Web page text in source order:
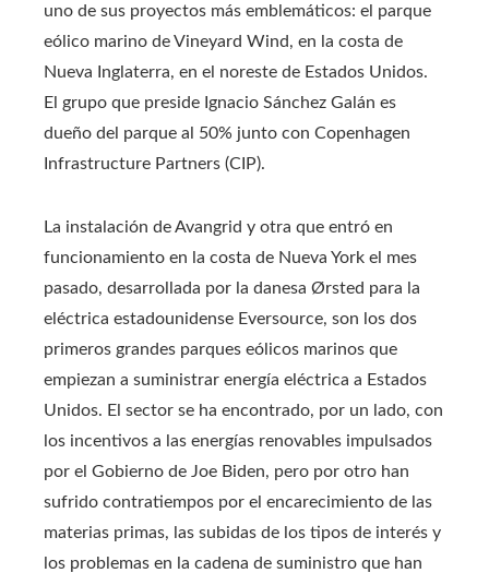
uno de sus proyectos más emblemáticos: el parque
eólico marino de Vineyard Wind, en la costa de
Nueva Inglaterra, en el noreste de Estados Unidos.
El grupo que preside Ignacio Sánchez Galán es
dueño del parque al 50% junto con Copenhagen
Infrastructure Partners (CIP).
La instalación de Avangrid y otra que entró en
funcionamiento en la costa de Nueva York el mes
pasado, desarrollada por la danesa Ørsted para la
eléctrica estadounidense Eversource, son los dos
primeros grandes parques eólicos marinos que
empiezan a suministrar energía eléctrica a Estados
Unidos. El sector se ha encontrado, por un lado, con
los incentivos a las energías renovables impulsados
por el Gobierno de Joe Biden, pero por otro han
sufrido contratiempos por el encarecimiento de las
materias primas, las subidas de los tipos de interés y
los problemas en la cadena de suministro que han